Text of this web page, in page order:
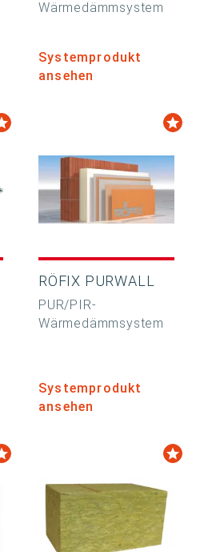
Wärmedämmsystem
Systemprodukt
ansehen
RÖFIX PURWALL
PUR/PIR-
Wärmedämmsystem
Systemprodukt
ansehen